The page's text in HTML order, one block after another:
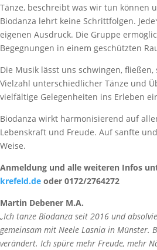
Tänze, beschreibt was wir tun können
Biodanza lehrt keine Schrittfolgen.
eigenen Ausdruck. Die Gruppe
Begegnungen in einem geschützten
Die Musik lässt uns schwingen, fließen,
Vielzahl unterschiedlicher Tänze und
vielfältige Gelegenheiten ins Erleben
Biodanza wirkt harmonisierend auf
Lebenskraft und Freude. Auf sanfte
Weise.
Anmeldung und alle weiteren Infos
krefeld.de oder 0172/2764272
Martin Debener M.A.
„Ich tanze Biodanza seit 2016 und
gemeinsam mit Neele Lasnia in Münster.
verändert. Ich spüre mehr Freude, mehr